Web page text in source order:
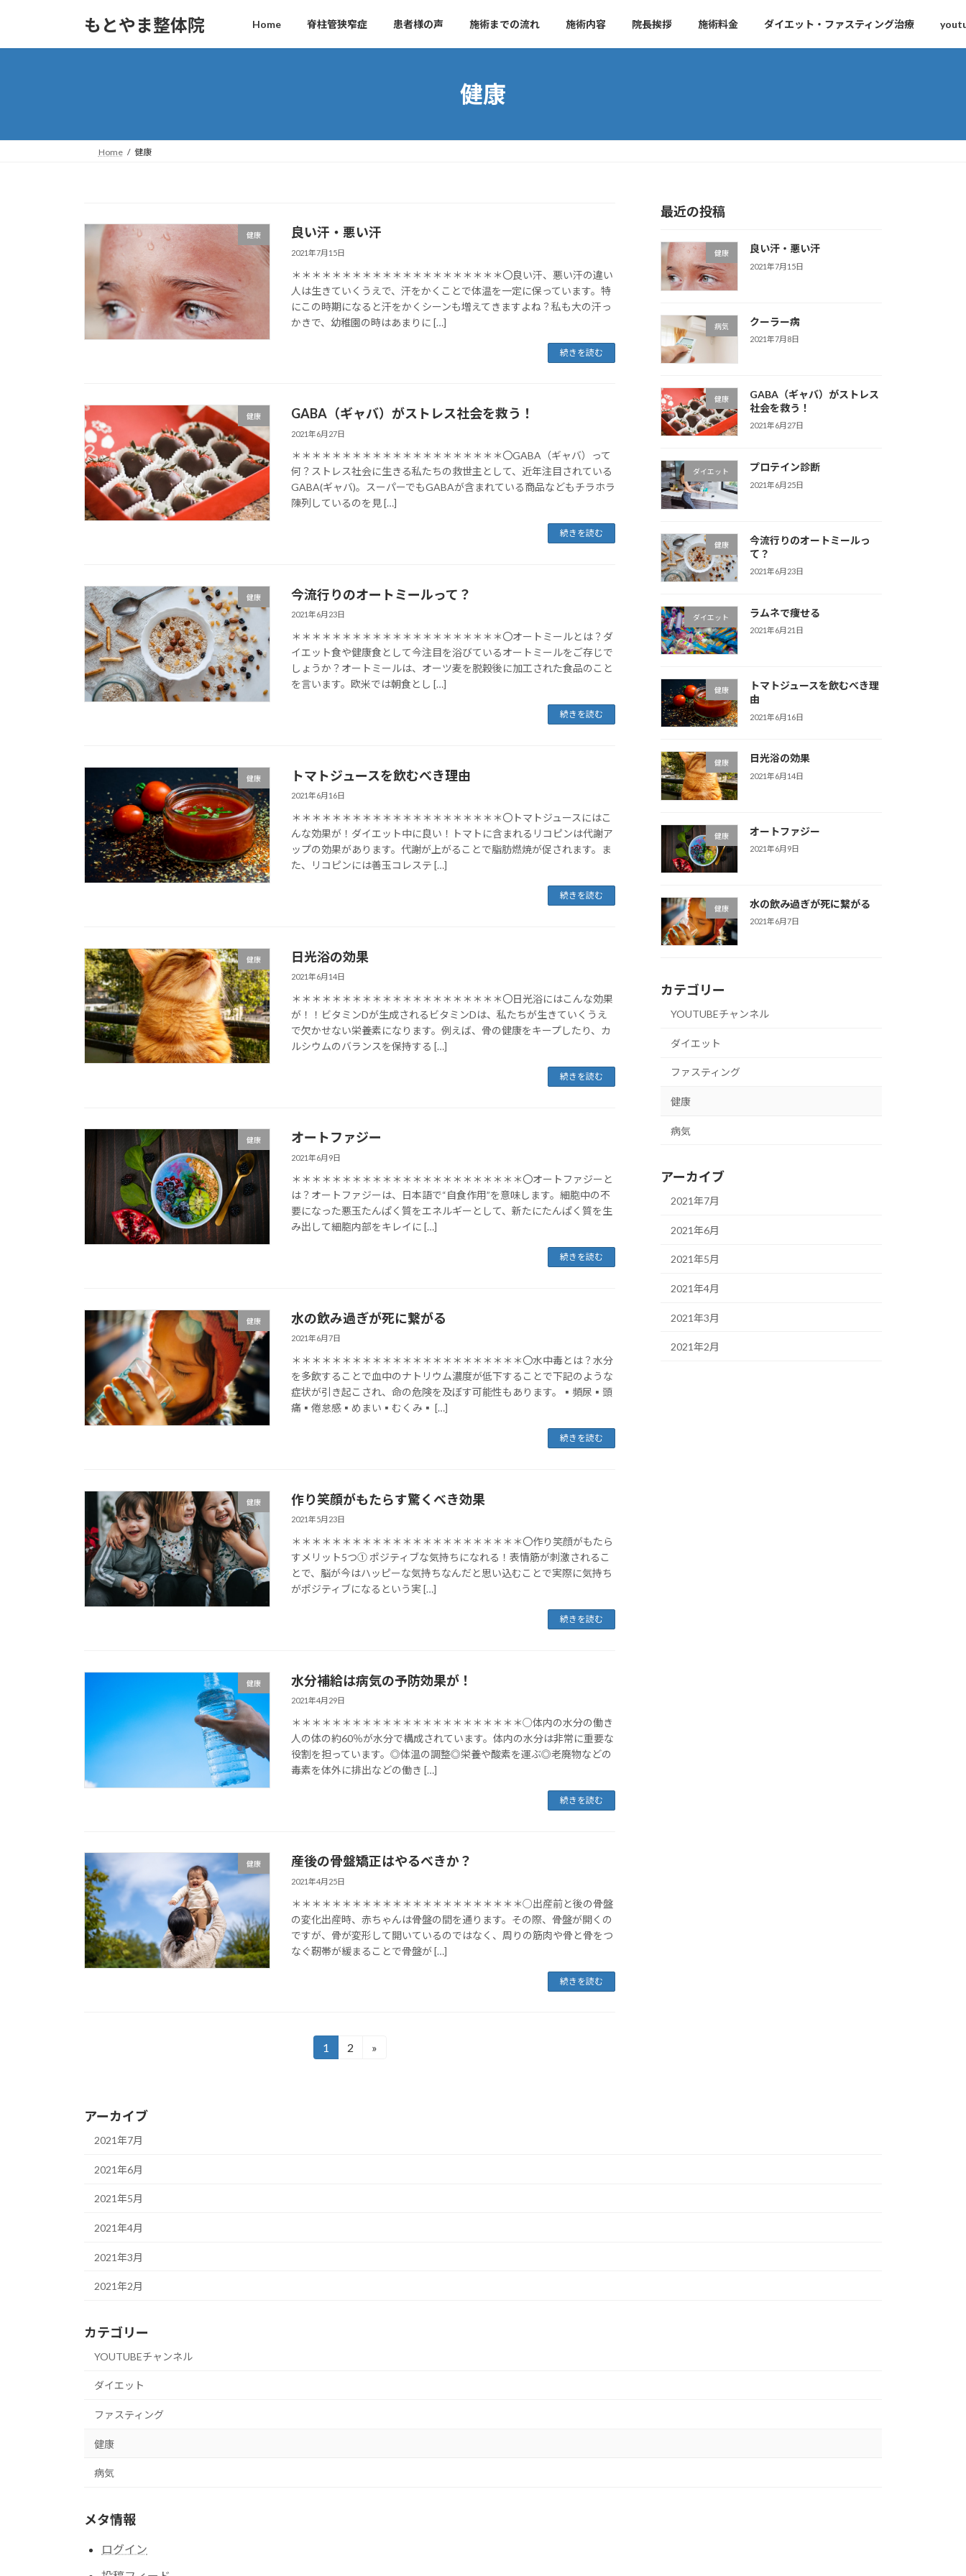
もとやま整体院 Home 脊柱管狭窄症 患者様の声 施術までの流れ 施術内容 院長挨拶 施術料金 ダイエット・ファスティング治療
健康
Home 健康
健康 良い汗・悪い汗
2021年7月15日
＊＊＊＊＊＊＊＊＊＊＊＊＊＊＊＊＊＊＊＊＊〇良い汗、悪い汗の違い
人は生きていくうえで、汗をかくことで体温を一定に保っています。特
にこの時期になると汗をかくシーンも増えてきますよね？私も大の汗っ
かきで、幼稚園の時はあまりに […]
続きを読む
健康 GABA（ギャバ）がストレス社会を救う！
2021年6月27日
＊＊＊＊＊＊＊＊＊＊＊＊＊＊＊＊＊＊＊＊＊〇GABA（ギャバ）って
何？ストレス社会に生きる私たちの救世主として、近年注目されている
GABA(ギャバ)。スーパーでもGABAが含まれている商品などもチラホラ
陳列しているのを見 […]
続きを読む
健康 今流行りのオートミールって？
2021年6月23日
＊＊＊＊＊＊＊＊＊＊＊＊＊＊＊＊＊＊＊＊＊〇オートミールとは？ダ
イエット食や健康食として今注目を浴びているオートミールをご存じで
しょうか？オートミールは、オーツ麦を脱穀後に加工された食品のこと
を言います。欧米では朝食とし […]
続きを読む
健康 トマトジュースを飲むべき理由
2021年6月16日
＊＊＊＊＊＊＊＊＊＊＊＊＊＊＊＊＊＊＊＊＊〇トマトジュースにはこ
んな効果が！ダイエット中に良い！トマトに含まれるリコピンは代謝ア
ップの効果があります。代謝が上がることで脂肪燃焼が促されます。ま
た、リコピンには善玉コレステ […]
続きを読む
健康 日光浴の効果
2021年6月14日
＊＊＊＊＊＊＊＊＊＊＊＊＊＊＊＊＊＊＊＊＊〇日光浴にはこんな効果
が！！ビタミンDが生成されるビタミンDは、私たちが生きていくうえ
で欠かせない栄養素になります。例えば、骨の健康をキープしたり、カ
ルシウムのバランスを保持する […]
続きを読む
健康 オートファジー
2021年6月9日
＊＊＊＊＊＊＊＊＊＊＊＊＊＊＊＊＊＊＊＊＊＊＊〇オートファジーと
は？オートファジーは、日本語で“自食作用”を意味します。細胞中の不
要になった悪玉たんぱく質をエネルギーとして、新たにたんぱく質を生
み出して細胞内部をキレイに […]
続きを読む
健康 水の飲み過ぎが死に繋がる
2021年6月7日
＊＊＊＊＊＊＊＊＊＊＊＊＊＊＊＊＊＊＊＊＊＊＊〇水中毒とは？水分
を多飲することで血中のナトリウム濃度が低下することで下記のような
症状が引き起こされ、命の危険を及ぼす可能性もあります。▪頻尿▪頭
痛▪倦怠感▪めまい▪むくみ▪ […]
続きを読む
健康 作り笑顔がもたらす驚くべき効果
2021年5月23日
＊＊＊＊＊＊＊＊＊＊＊＊＊＊＊＊＊＊＊＊＊＊＊〇作り笑顔がもたら
すメリット5つ① ポジティブな気持ちになれる！表情筋が刺激されるこ
とで、脳が今はハッピーな気持ちなんだと思い込むことで実際に気持ち
がポジティブになるという実 […]
続きを読む
健康 水分補給は病気の予防効果が！
2021年4月29日
＊＊＊＊＊＊＊＊＊＊＊＊＊＊＊＊＊＊＊＊＊＊＊○体内の水分の働き
人の体の約60％が水分で構成されています。体内の水分は非常に重要な
役割を担っています。◎体温の調整◎栄養や酸素を運ぶ◎老廃物などの
毒素を体外に排出などの働き […]
続きを読む
健康 産後の骨盤矯正はやるべきか？
2021年4月25日
＊＊＊＊＊＊＊＊＊＊＊＊＊＊＊＊＊＊＊＊＊＊＊○出産前と後の骨盤
の変化出産時、赤ちゃんは骨盤の間を通ります。その際、骨盤が開くの
ですが、骨が変形して開いているのではなく、周りの筋肉や骨と骨をつ
なぐ靭帯が緩まることで骨盤が […]
続きを読む
の
ペ
ー
ジ
固
1
固
2 »
最近の投稿
健康 良い汗・悪い汗
2021年7月15日
病気 クーラー病
2021年7月8日
健康
GABA（ギャバ）がストレス
社会を救う！
2021年6月27日
ダイエット プロテイン診断
2021年6月25日
健康
今流行りのオートミールっ
て？
2021年6月23日
ダイエット ラムネで痩せる
2021年6月21日
健康
トマトジュースを飲むべき理
由
2021年6月16日
健康 日光浴の効果
2021年6月14日
健康 オートファジー
2021年6月9日
健康 水の飲み過ぎが死に繋がる
2021年6月7日
カテゴリー
YOUTUBEチャンネル
ダイエット
ファスティング
健康
病気
アーカイブ
2021年7月
2021年6月
2021年5月
2021年4月
2021年3月
2021年2月
アーカイブ
2021年7月
2021年6月
2021年5月
2021年4月
2021年3月
2021年2月
カテゴリー
YOUTUBEチャンネル
ダイエット
ファスティング
健康
病気
メタ情報
ログイン